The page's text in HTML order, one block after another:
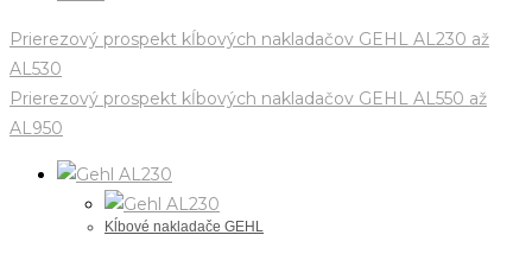
Prierezový prospekt kĺbových nakladačov GEHL AL230 až
AL530
Prierezový prospekt kĺbových nakladačov GEHL AL550 až
AL950
Kĺbové nakladače GEHL